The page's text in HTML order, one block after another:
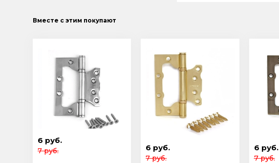
Вместе с этим покупают
6 руб.
7 руб. 6 руб.
7 руб.
6 руб.
7 руб.